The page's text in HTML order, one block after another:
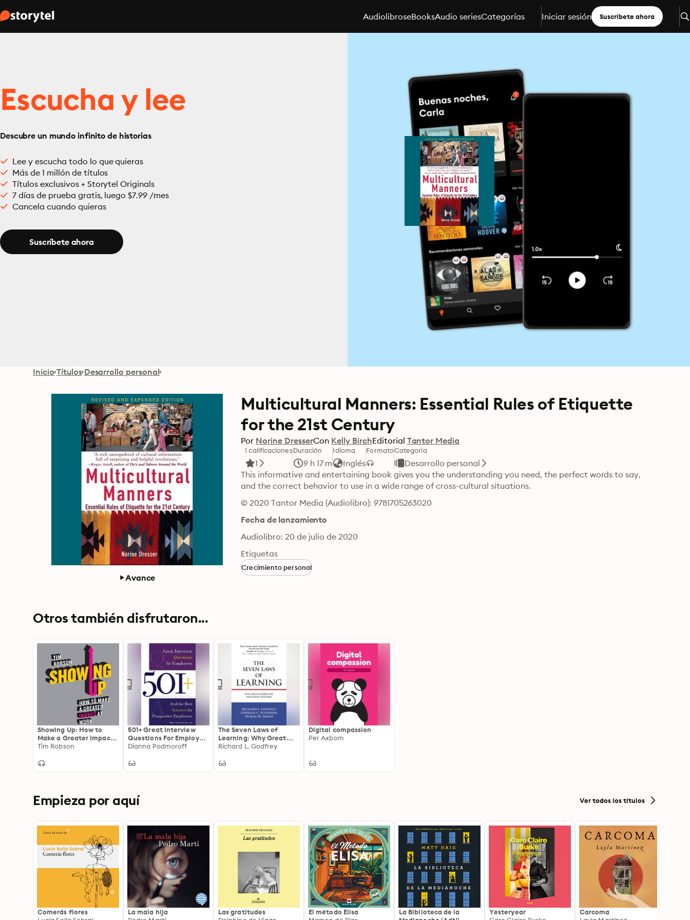
AudiolibroseBooksAudio seriesCategorías Iniciar sesión Suscríbete ahora
Escucha y lee
Descubre un mundo infinito de historias
Lee y escucha todo lo que quieras
Más de 1 millón de títulos
Títulos exclusivos + Storytel Originals
7 días de prueba gratis, luego $7.99 /mes
Cancela cuando quieras
Suscríbete ahora
Inicio Títulos Desarrollo personal
Avance
Multicultural Manners: Essential Rules of Etiquette
for the 21st Century
Por Norine DresserCon Kelly BirchEditorial Tantor Media
1 calificaciones
1
Duración
9 h 17 m
Idioma
Inglés
FormatoCategoría
Desarrollo personal
This informative and entertaining book gives you the understanding you need, the perfect words to say,
and the correct behavior to use in a wide range of cross-cultural situations.
© 2020 Tantor Media (Audiolibro): 9781705263020
Fecha de lanzamiento
Audiolibro: 20 de julio de 2020
Etiquetas
Crecimiento personal
Otros también disfrutaron...
Showing Up: How to
Make a Greater Impact
at Work
Tim Robson
501+ Great Interview
Questions For Employers
and the Best Answers
Employees
Dianna Podmoroff
The Seven Laws of
Learning: Why Great
Leaders Are Also Great
Richard L. Godfrey
Digital compassion
Per Axbom
Empieza por aquí Ver todos los títulos
Comerás flores
La mala hija
Las gratitudes
El método Elisa
La Biblioteca de la
Yesteryear
Carcoma